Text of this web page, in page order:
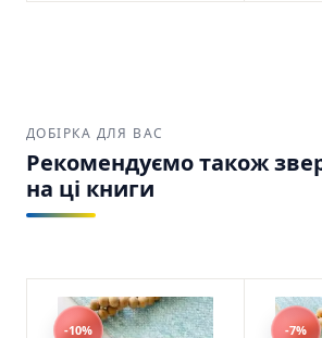
ДОБІРКА ДЛЯ ВАС
Рекомендуємо також
на ці книги
-10% -7%